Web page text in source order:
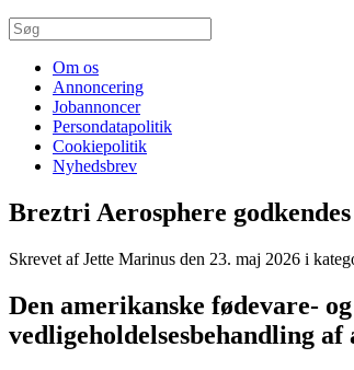
Om os
Annoncering
Jobannoncer
Persondatapolitik
Cookiepolitik
Nyhedsbrev
Breztri Aerosphere
Skrevet af Jette Marinus den 23. maj 2026 i
Den amerikanske fødevare-
vedligeholdelsesbehandling